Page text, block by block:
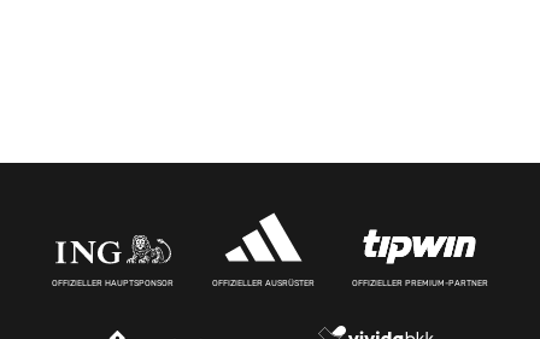
OFFIZIELLER HAUPTSPONSOR OFFIZIELLER AUSRÜSTER OFFIZIELLER PREMIUM-PARTNER